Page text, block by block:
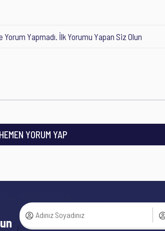
Yapmadı. İlk Yorumu Yapan Siz Olun
HEMEN YORUM YAP